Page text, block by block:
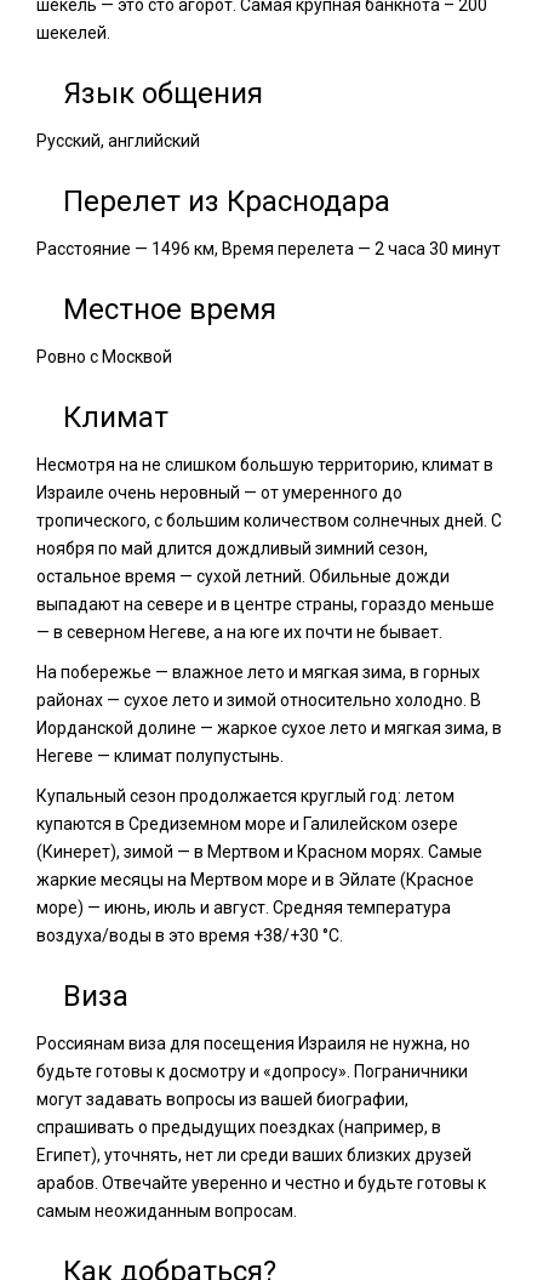
шекель — это сто агорот. Самая крупная банкнота – 200
шекелей.
Язык общения
Pусский, английский
Перелет из Краснодара
Расстояние — 1496 км, Время перелета — 2 часа 30 минут
Местное время
Ровно с Москвой
Климат
Несмотря на не слишком большую территорию, климат в
Израиле очень неровный — от умеренного до
тропического, с большим количеством солнечных дней. С
ноября по май длится дождливый зимний сезон,
остальное время — сухой летний. Обильные дожди
выпадают на севере и в центре страны, гораздо меньше
— в северном Негеве, а на юге их почти не бывает.
На побережье — влажное лето и мягкая зима, в горных
районах — сухое лето и зимой относительно холодно. В
Иорданской долине — жаркое сухое лето и мягкая зима, в
Негеве — климат полупустынь.
Купальный сезон продолжается круглый год: летом
купаются в Средиземном море и Галилейском озере
(Кинерет), зимой — в Мертвом и Красном морях. Самые
жаркие месяцы на Мертвом море и в Эйлате (Красное
море) — июнь, июль и август. Средняя температура
воздуха/воды в это время +38/+30 °C.
Виза
Россиянам виза для посещения Израиля не нужна, но
будьте готовы к досмотру и «допросу». Пограничники
могут задавать вопросы из вашей биографии,
спрашивать о предыдущих поездках (например, в
Египет), уточнять, нет ли среди ваших близких друзей
арабов. Отвечайте уверенно и честно и будьте готовы к
самым неожиданным вопросам.
Как добраться?